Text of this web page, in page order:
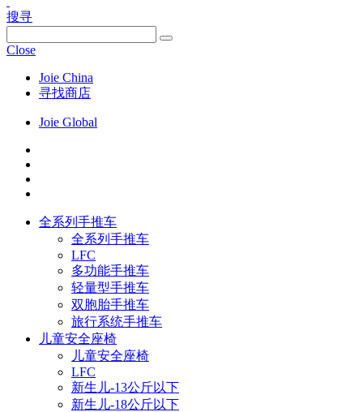
搜寻
Close
Joie China
寻找商店
Joie Global
全系列手推车
全系列手推车
LFC
多功能手推车
轻量型手推车
双胞胎手推车
旅行系统手推车
儿童安全座椅
儿童安全座椅
LFC
新生儿-13公斤以下
新生儿-18公斤以下